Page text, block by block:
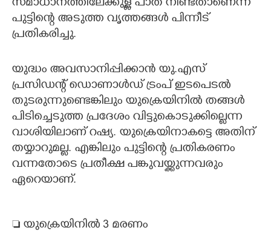
സമാധാനത്തിലേക്കുള്ള പാത നീണ്ടതാണെന്ന്
പുട്ടിന്റെ അടുത്ത വൃത്തങ്ങൾ പിന്നീട്
പ്രതികരിച്ചു.
യുദ്ധം അവസാനിപ്പിക്കാൻ യു.എസ്
പ്രസിഡന്റ് ഡൊണാൾഡ് ട്രംപ് ഇടപെടൽ
തുടരുന്നുണ്ടെങ്കിലും യുക്രെയിനിൽ തങ്ങൾ
പിടിച്ചെടുത്ത പ്രദേശം വിട്ടുകൊടുക്കില്ലെന്ന
വാശിയിലാണ് റഷ്യ. യുക്രെയിനാകട്ടെ അതിന്
തയ്യാറുമല്ല. എങ്കിലും പുട്ടിന്റെ പ്രതികരണം
വന്നതോടെ പ്രതീക്ഷ പങ്കുവയ്ക്കുന്നവരും
ഏറെയാണ്.
 യുക്രെയിനിൽ 3 മരണം